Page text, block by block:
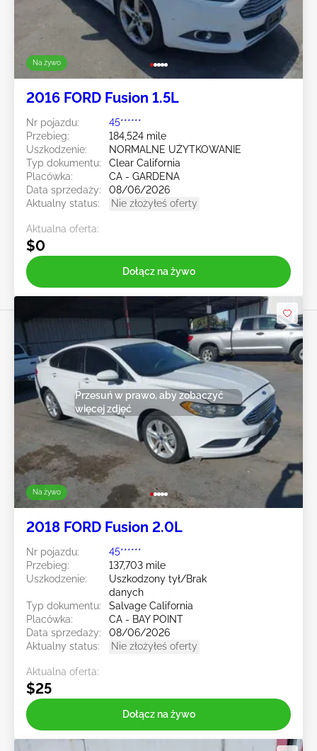
Na żywo
2016 FORD Fusion 1.5L
Nr pojazdu:
45******
Przebieg:
184,524 mile
Uszkodzenie:
NORMALNE UŻYTKOWANIE
Typ dokumentu:
Clear California
Placówka:
CA - GARDENA
Data sprzedaży:
08/06/2026
Aktualny status:
Nie złożyłeś oferty
Aktualna oferta:
$0
Dołącz na żywo
Na żywo
Przesuń w prawo, aby zobaczyć
więcej zdjęć
2018 FORD Fusion 2.0L
Nr pojazdu:
45******
Przebieg:
137,703 mile
Uszkodzenie:
Uszkodzony tył/Brak
danych
Typ dokumentu:
Salvage California
Placówka:
CA - BAY POINT
Data sprzedaży:
08/06/2026
Aktualny status:
Nie złożyłeś oferty
Aktualna oferta:
$25
Dołącz na żywo